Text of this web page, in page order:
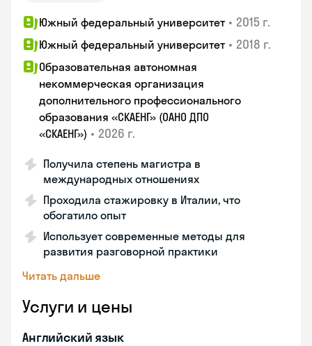
Южный федеральный университет • 2015 г.
Южный федеральный университет • 2018 г.
Образовательная автономная
некоммерческая организация
дополнительного профессионального
образования «СКАЕНГ» (ОАНО ДПО
«СКАЕНГ») • 2026 г.
Получила степень магистра в
международных отношениях
Проходила стажировку в Италии, что
обогатило опыт
Использует современные методы для
развития разговорной практики
Читать дальше
Услуги и цены
Английский язык